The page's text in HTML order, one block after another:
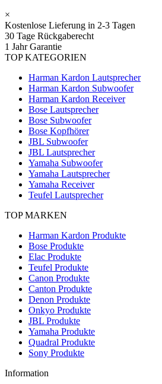
×
Kostenlose Lieferung in 2-3 Tagen
30 Tage Rückgaberecht
1 Jahr Garantie
TOP KATEGORIEN
Harman Kardon Lautsprecher
Harman Kardon Subwoofer
Harman Kardon Receiver
Bose Lautsprecher
Bose Subwoofer
Bose Kopfhörer
JBL Subwoofer
JBL Lautsprecher
Yamaha Subwoofer
Yamaha Lautsprecher
Yamaha Receiver
Teufel Lautsprecher
TOP MARKEN
Harman Kardon Produkte
Bose Produkte
Elac Produkte
Teufel Produkte
Canon Produkte
Canton Produkte
Denon Produkte
Onkyo Produkte
JBL Produkte
Yamaha Produkte
Quadral Produkte
Sony Produkte
Information